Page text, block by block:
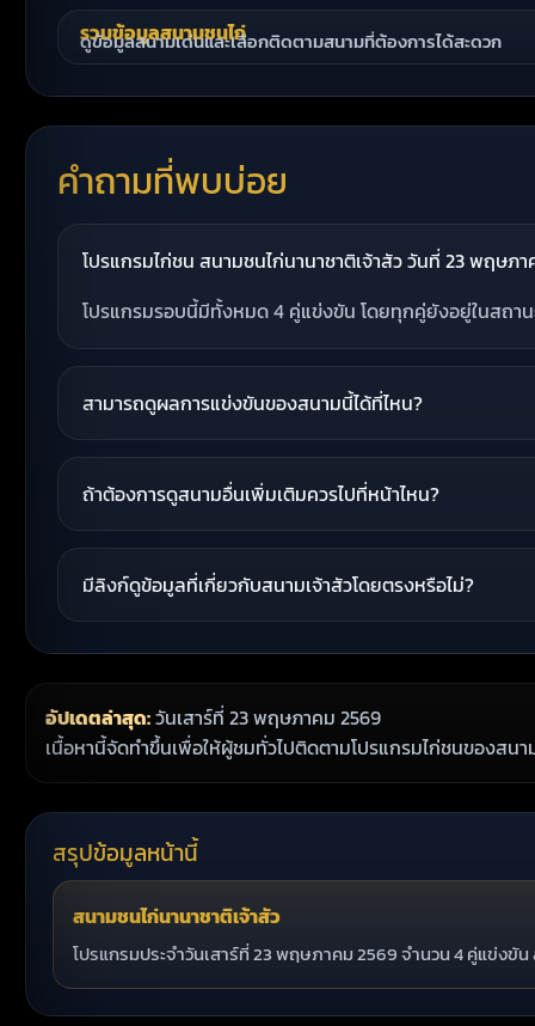
รวมข้อมูลสนามชนไก่
ดูข้อมูลสนามเด่นและเลือกติดตามสนามที่ต้องการได้สะดวก
คำถามที่พบบ่อย
โปรแกรมไก่ชน สนามชนไก่นานาชาติเจ้าสัว วันที่ 23 พฤษภ
โปรแกรมรอบนี้มีทั้งหมด 4 คู่แข่งขัน โดยทุกคู่ยังอยู่ในสถา
สามารถดูผลการแข่งขันของสนามนี้ได้ที่ไหน?
ถ้าต้องการดูสนามอื่นเพิ่มเติมควรไปที่หน้าไหน?
มีลิงก์ดูข้อมูลที่เกี่ยวกับสนามเจ้าสัวโดยตรงหรือไม่?
อัปเดตล่าสุด:วันเสาร์ที่ 23 พฤษภาคม 2569
เนื้อหานี้จัดทำขึ้นเพื่อให้ผู้ชมทั่วไปติดตามโปรแกรมไก่ชนของสนา
สรุปข้อมูลหน้านี้
สนามชนไก่นานาชาติเจ้าสัว
โปรแกรมประจำวันเสาร์ที่ 23 พฤษภาคม 2569 จำนวน 4 คู่แข่ง